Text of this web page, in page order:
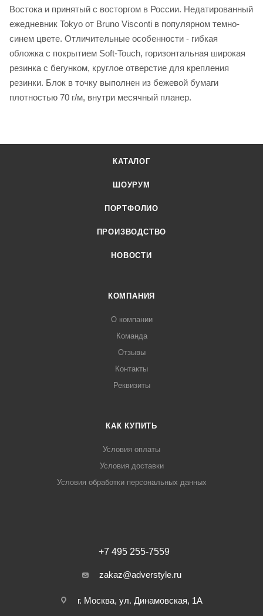
Востока и принятый с восторгом в России. Недатированный
ежедневник Tokyo от Bruno Visconti в популярном темно-
синем цвете. Отличительные особенности - гибкая
обложка с покрытием Soft-Touch, горизонтальная широкая
резинка с бегунком, круглое отверстие для крепления
резинки. Блок в точку выполнен из бежевой бумаги
плотностью 70 г/м, внутри месячный планер.
КАТАЛОГ
ШОУРУМ
ПОРТФОЛИО
ПРОИЗВОДСТВО
НОВОСТИ
КОМПАНИЯ
О компании
Команда
Отзывы
Контакты
Реквизиты
КАК КУПИТЬ
Условия оплаты
Условия доставки
Условия обработки персональных данных
+7 495 255-7559
zakaz@adverstyle.ru
г. Москва, ул. Динамовская, 1А